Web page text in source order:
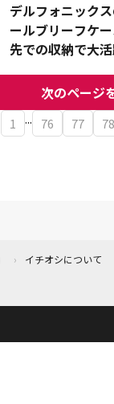
デルフォニック
ールブリーフケ
先での収納で大
次のページ
1 ... 76 77 78
イチオシについて